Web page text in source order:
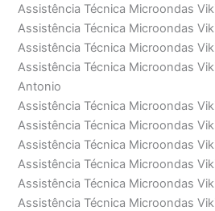
Assistência Técnica Microondas
Assistência Técnica Microondas
Assistência Técnica Microondas
Assistência Técnica Microondas
Antonio
Assistência Técnica Microondas
Assistência Técnica Microondas
Assistência Técnica Microondas
Assistência Técnica Microondas
Assistência Técnica Microondas
Assistência Técnica Microondas